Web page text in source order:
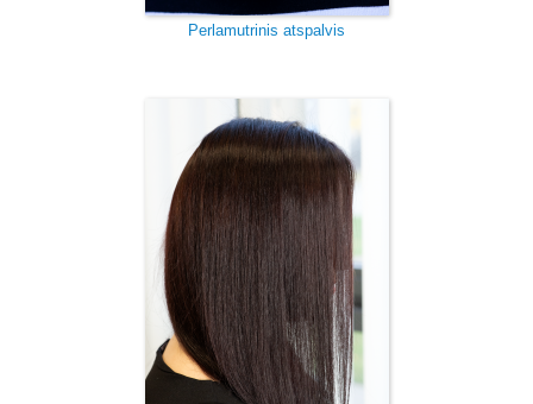
Perlamutrinis atspalvis